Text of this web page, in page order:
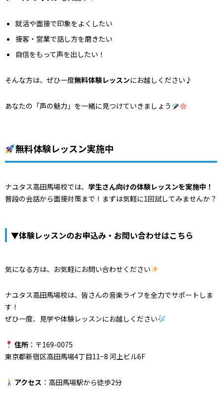
就活や面接で印象をよくしたい
接客・営業で話し方を磨きたい
自信をもって声を出したい！
そんな方は、ぜひ一度無料体験レッスンにお越しください♪
あなたの「声の魅力」を一緒に見つけていきましょう
無料体験レッスン実施中
ナユタス高田馬場校では、 学生さん向けの体験レッスンを実施中！
普段の会話から面接対策まで！まずは気軽に1回試してみませんか？
▼体験レッスンのお申込み・お問い合わせはこちら
気になる方は、お気軽にお問い合わせください
ナユタス高田馬場校は、皆さんの音楽ライフを全力でサポートしま
す！
ぜひ一度、見学や体験レッスンにお越しください
住所：〒169-0075
東京都新宿区高田馬場4丁目11−8 河上ビル6F
アクセス ：高田馬場駅から徒歩2分